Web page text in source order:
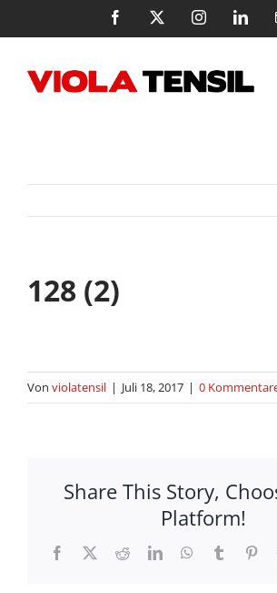
Inhalt
Facebook Instagram
128 (2)
Von violatensil | Juli 18, 2017 | 0
Share This Story,
Platform!
Facebook
X RedditLinkedInWhatsApp
Tumblr